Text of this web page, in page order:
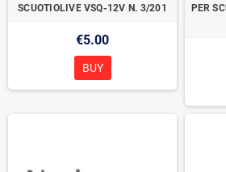
SCUOTIOLIVE VSQ-12V N. 3/201
€5.00
BUY
PER